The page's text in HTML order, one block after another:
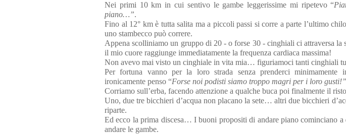
Nei primi 10 km in cui sentivo le gambe leggerissime mi ripetevo “
piano…”.
Fino al 12° km è tutta salita ma a piccoli passi si corre a parte l’ultimo
uno stambecco può correre.
Appena scolliniamo un gruppo di 20 - o forse 30 - cinghiali ci attraversa la
il mio cuore raggiunge immediatamente la frequenza cardiaca massima!
Non avevo mai visto un cinghiale in vita mia… figuriamoci tanti cinghiali
Per fortuna vanno per la loro strada senza prenderci minimamente
ironicamente penso “Forse noi podisti siamo troppo magri per i loro gusti!”
Corriamo sull’erba, facendo attenzione a qualche buca poi finalmente il
Uno, due tre bicchieri d’acqua non placano la sete… altri due bicchieri
riparte.
Ed ecco la prima discesa… I buoni propositi di andare piano cominciano a
andare le gambe.